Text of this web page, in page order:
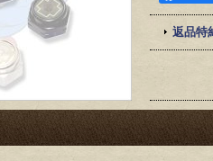
返品特